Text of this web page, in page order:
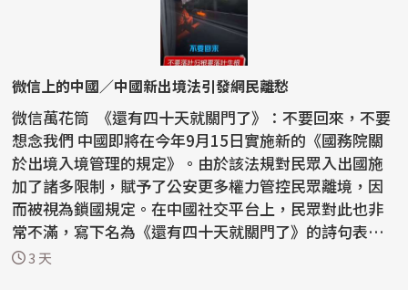
微信上的中國／中國新出境法引發網民離愁
微信萬花筒 《還有四十天就關門了》：不要回來，不要
想念我們 中國即將在今年9月15日實施新的《國務院關
於出境入境管理的規定》。由於該法規對民眾入出國施
加了諸多限制，賦予了公安更多權力管控民眾離境，因
而被視為鎖國規定。在中國社交平台上，民眾對此也非
常不滿，寫下名為《還有四十天就關門了》的詩句表達
憤怒...
3 天